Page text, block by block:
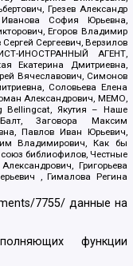
Грезев Александр
София Юрьевна,
Егоров Владимир
Сергеевич, Верзилов
ИНОСТРАННЫЙ АГЕНТ,
Екатерина Дмитриевна,
Вячеславович, Симонов
Соловьева Елена
Александрович, МЕМО,
Bellingcat, Якутия – Наше
Заговора Максим
Павлов Иван Юрьевич,
Владимирович, Как бы
союз библиофилов, Честные
Григорьева
, Гималова Регина
7755/ данные на
функции